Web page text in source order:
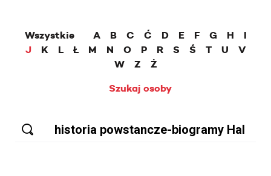
Wszystkie A B C Ć D E F G H
I
J
K L Ł M N O P R S Ś T U
V
W
Z
Ż
Szukaj osoby